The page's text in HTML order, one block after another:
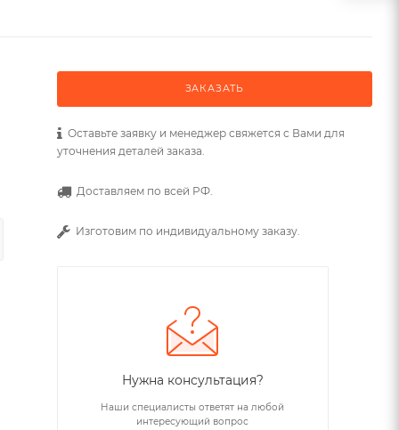
ЗАКАЗАТЬ
Оставьте заявку и менеджер свяжется с Вами для
уточнения деталей заказа.
Доставляем по всей РФ.
Изготовим по индивидуальному заказу.
Нужна консультация?
Наши специалисты ответят на любой
интересующий вопрос